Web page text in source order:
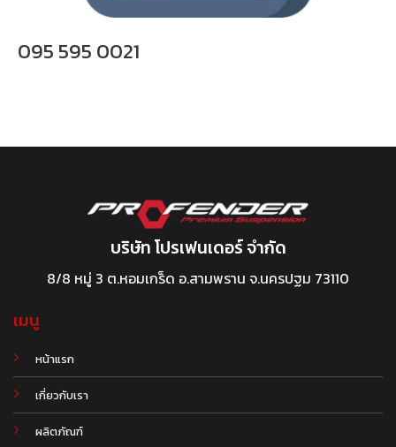
095 595 0021
บริษัท โปรเฟนเดอร์ จำกัด
8/8 หมู่ 3 ต.หอมเกร็ด อ.สามพราน จ.นครปฐม 73110
เมนู
หน้าแรก
เกี่ยวกับเรา
ผลิตภัณฑ์